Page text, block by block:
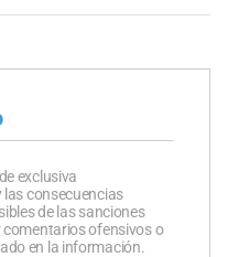
exclusiva
consecuencias
de las sanciones
comentarios ofensivos o
en la información.